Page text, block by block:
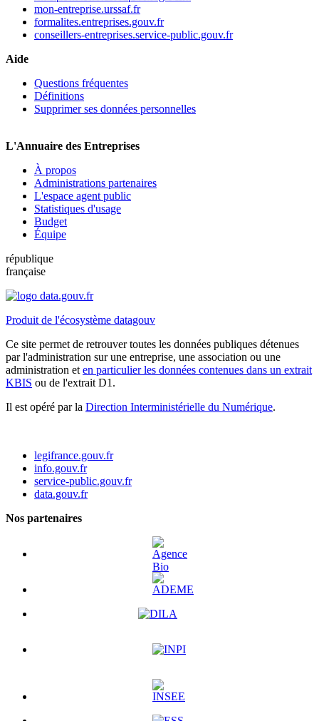
mon-entreprise.urssaf.fr
formalites.entreprises.gouv.fr
conseillers-entreprises.service-public.gouv.fr
Aide
Questions fréquentes
Définitions
Supprimer ses données personnelles
L'Annuaire des Entreprises
À propos
Administrations partenaires
L'espace agent public
Statistiques d'usage
Budget
Équipe
république
française
Produit de l'écosystème datagouv
Ce site permet de retrouver toutes les données publiques détenues
par l'administration sur une entreprise, une association ou une
administration et en particulier les données contenues dans un extrait
KBIS ou de l'extrait D1.
Il est opéré par la Direction Interministérielle du Numérique.
legifrance.gouv.fr
info.gouv.fr
service-public.gouv.fr
data.gouv.fr
Nos partenaires